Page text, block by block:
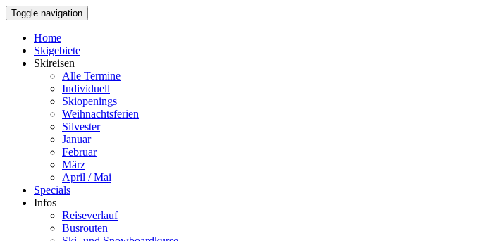
Toggle navigation
Home
Skigebiete
Skireisen
Alle Termine
Individuell
Skiopenings
Weihnachtsferien
Silvester
Januar
Februar
März
April / Mai
Specials
Infos
Reiseverlauf
Busrouten